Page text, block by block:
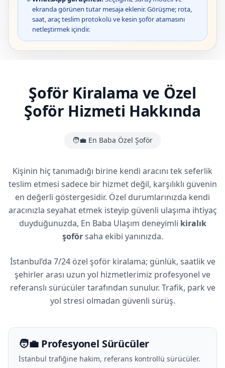
ekranda görünen tutar mesaja eklenir. Görüşme; rota,
saat, araç teslim protokolü ve kesin şoför atamasını
netleştirmek içindir.
Şoför Kiralama ve Özel
Şoför Hizmeti Hakkında
🧑‍💼 En Baba Özel Şoför
Kişinin hiç tanımadığı birine kendi aracını tek seferlik
teslim etmesi sadece bir hizmet değil, karşılıklı güvenin
en değerli göstergesidir. Özel durumlarınızda kendi
aracınızla seyahat etmek isteyip güvenli ulaşıma ihtiyaç
duyduğunuzda, En Baba Ulaşım deneyimli kiralık
şoförsaha ekibi yanınızda.
İstanbul’da 7/24 özel şoför kiralama; günlük, saatlik ve
şehirler arası uzun yol hizmetlerimiz profesyonel ve
referanslı sürücüler tarafından sunulur. Trafik, park ve
yol stresi olmadan güvenli sürüş.
🧑‍💼 Profesyonel Sürücüler
İstanbul trafiğine hakim, referans kontrollü sürücüler.